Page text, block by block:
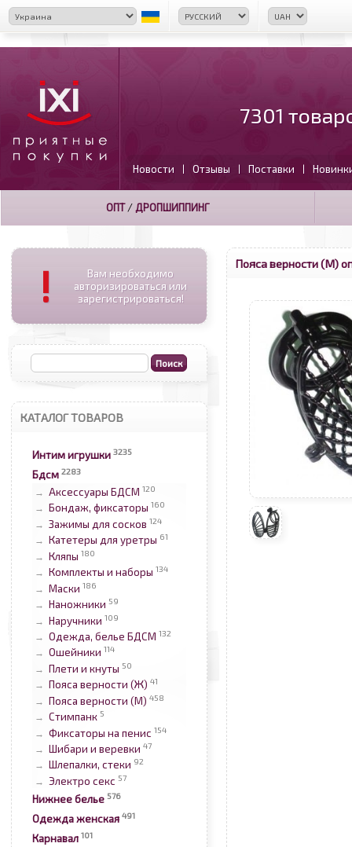
7301
Новости | Отзывы | Поставки |
ОПТ/ ДРОПШИППИНГ
!
Вам необходимо
авторизироваться или
зарегистрироваться!
КАТАЛОГ ТОВАРОВ
Интим игрушки 3235
Бдсм 2283
→ Аксессуары БДСМ 120
→ Бондаж, фиксаторы 160
→ Зажимы для сосков 124
→ Катетеры для уретры 61
→ Кляпы 180
→ Комплекты и наборы 134
→ Маски 186
→ Наножники 59
→ Наручники 109
→ Одежда, белье БДСМ 132
→ Ошейники 114
→ Плети и кнуты 50
→ Пояса верности (Ж) 41
→ Пояса верности (М) 458
→ Стимпанк 5
→ Фиксаторы на пенис 154
→ Шибари и веревки 47
→ Шлепалки, стеки 92
→ Электро секс 57
Нижнее белье 576
Одежда женская 491
Карнавал 101
Пояса верности (М)